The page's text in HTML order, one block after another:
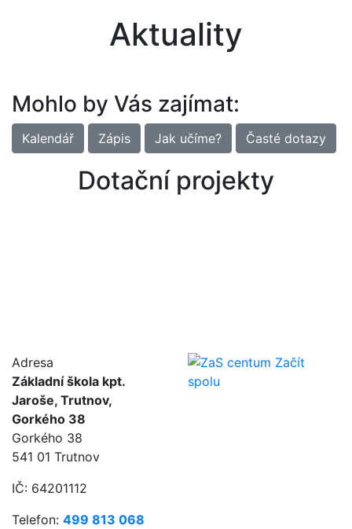
Aktuality
Mohlo by Vás zajímat:
Kalendář Zápis Jak učíme? Časté dotazy
Dotační projekty
Adresa
Základní škola kpt.
Jaroše, Trutnov,
Gorkého 38
Gorkého 38
541 01 Trutnov
IČ: 64201112
Telefon: 499 813 068